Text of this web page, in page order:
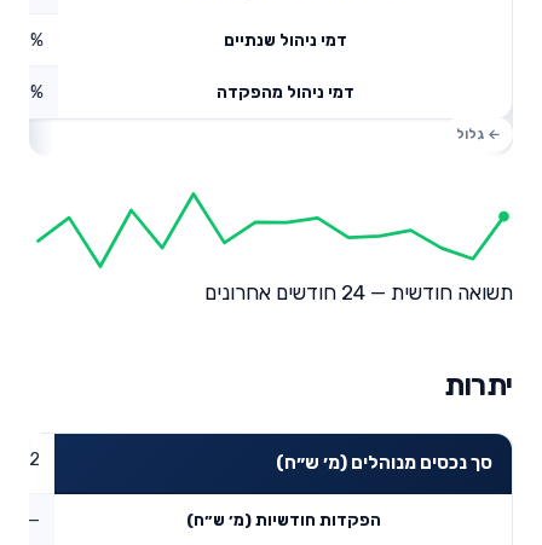
דמי ניהול שנתיים 0.5%
דמי ניהול מהפקדה
תשואה חודשית — 24 חודשים אחרונים
יתרות
סך נכסים מנוהלים (מ׳ ש״ח)
הפקדות חודשיות (מ׳ ש״ח) —